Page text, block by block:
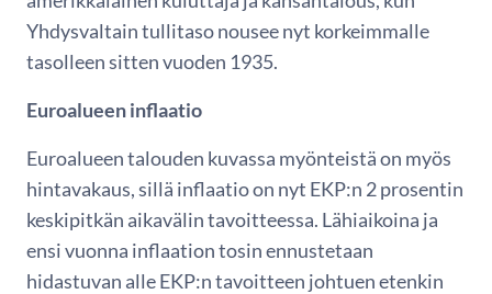
Yhdysvaltain tullitaso nousee nyt korkeimmalle
tasolleen sitten vuoden 1935.
Euroalueen inflaatio
Euroalueen talouden kuvassa myönteistä on myös
hintavakaus, sillä inflaatio on nyt EKP:n 2 prosentin
keskipitkän aikavälin tavoitteessa. Lähiaikoina ja
ensi vuonna inflaation tosin ennustetaan
hidastuvan alle EKP:n tavoitteen johtuen etenkin